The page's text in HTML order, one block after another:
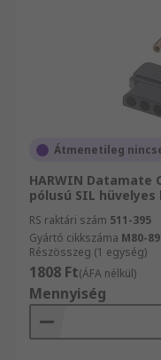
Átmenetileg
HARWIN Datamate
pólusú SIL
RS raktári szám 511-395
Gyártó cikkszáma M80-
Részösszeg (1 egység)
1808 Ft(ÁFA nélkül)
Mennyiség